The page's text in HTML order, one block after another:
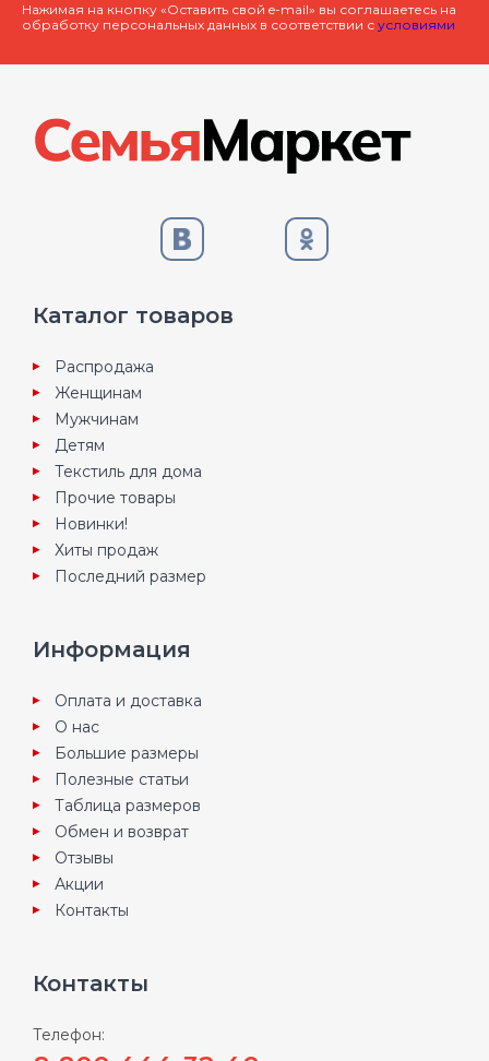
Нажимая на кнопку «Оставить свой e-mail» вы соглашаетесь на
обработку персональных данных в соответствии с условиями
Каталог товаров
Распродажа
Женщинам
Мужчинам
Детям
Текстиль для дома
Прочие товары
Новинки!
Хиты продаж
Последний размер
Информация
Оплата и доставка
О нас
Большие размеры
Полезные статьи
Таблица размеров
Обмен и возврат
Отзывы
Акции
Контакты
Контакты
Телефон: